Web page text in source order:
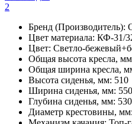
2
Бренд (Производитель):
Цвет материала: КФ-31/
Цвет: Светло-
Общая высота кресла,
Общая ширина кресла,
Высота сиденья, мм: 510
Ширина сиденья, мм: 550
Глубина сиденья, мм: 530
Диаметр крестовины, мм: